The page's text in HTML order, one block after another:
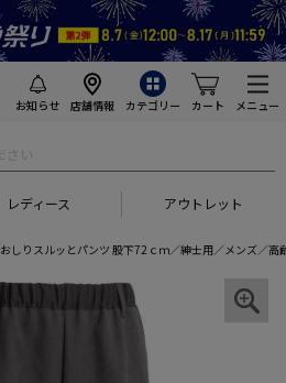
お知らせ 店舗情報 カテゴリー カート メニュー
レディース アウトレット
おしりスルッとパンツ 股下72ｃｍ／紳士用／メンズ／